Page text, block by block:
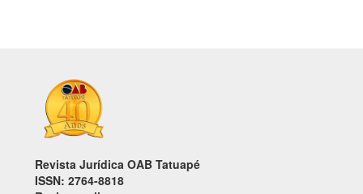
Revista Jurídica OAB Tatuapé
ISSN: 2764-8818